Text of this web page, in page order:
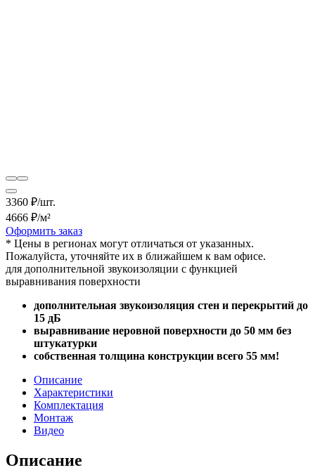
3360 ₽/шт.
4666 ₽/м²
Оформить заказ
* Цены в регионах могут отличаться от указанных.
Пожалуйста, уточняйте их в ближайшем к вам офисе.
для дополнительной звукоизоляции с функцией
выравнивания поверхности
дополнительная звукоизоляция стен и перекрытий до
15 дБ
выравнивание неровной поверхности до 50 мм без
штукатурки
собственная толщина конструкции всего 55 мм!
Описание
Характеристики
Комплектация
Монтаж
Видео
Описание